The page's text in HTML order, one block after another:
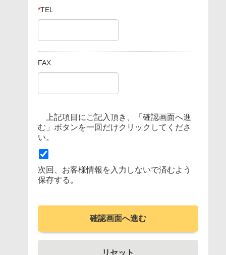
*TEL
FAX
上記項目にご記入頂き、「確認画面へ進
む」ボタンを一回だけクリックしてくださ
い。
次回、お客様情報を入力しないで済むよう
保存する。
確認画面へ進む
リセット